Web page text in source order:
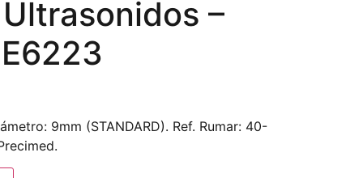
–
9mm (STANDARD). Ref. Rumar: 40-